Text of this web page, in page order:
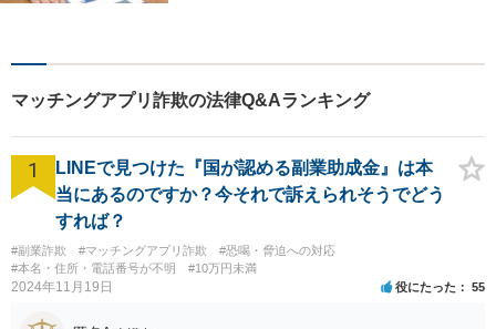
の方は、お気軽にご相談下さ
い。
マッチングアプリ詐欺の法律Q&Aランキング
1
LINEで見つけた『国が認める副業助成金』は本
当にあるのですか？今それで訴えられそうでどう
すれば？
#副業詐欺 #マッチングアプリ詐欺
#恐喝・脅迫への対応
#本名・住所・電話番号が不明
#10万円未満
2024年11月19日 役にたった 55